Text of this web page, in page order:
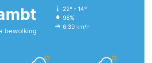
bewolking
22º - 14º
98%
6.39 km/h